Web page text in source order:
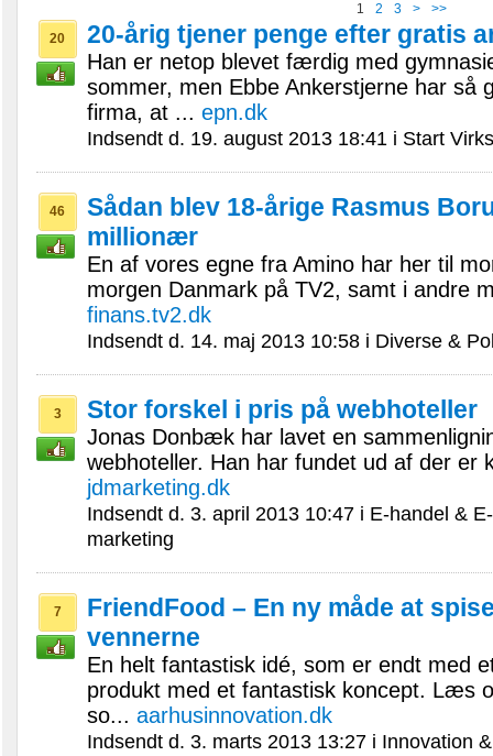
1 2 3 >
>>
20
20-årig tjener penge efter gratis
Han er netop blevet færdig med
sommer, men Ebbe Ankerstjerne har så
firma, at ... epn.dk
Indsendt d. 19. august 2013 18:41 i Start
46
Sådan blev 18-årige Rasmus
millionær
En af vores egne fra Amino har her til
morgen Danmark på TV2, samt i andre
finans.tv2.dk
Indsendt d. 14. maj 2013 10:58 i Diverse &
3 Stor forskel i pris på webhoteller
Jonas Donbæk har lavet en
webhoteller. Han har fundet ud af der er
jdmarketing.dk
Indsendt d. 3. april 2013 10:47 i E-handel & E-
marketing
7
FriendFood – En ny måde at
vennerne
En helt fantastisk idé, som er endt med
produkt med et fantastisk koncept. Læs
so... aarhusinnovation.dk
Indsendt d. 3. marts 2013 13:27 i Innovation